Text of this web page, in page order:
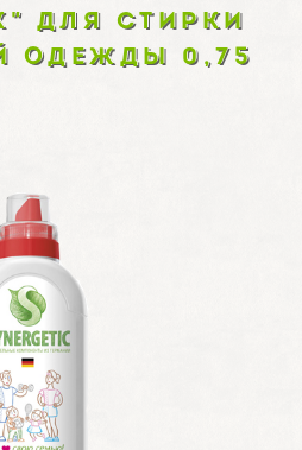
ДЛЯ СТИРКИ
ОДЕЖДЫ 0,75